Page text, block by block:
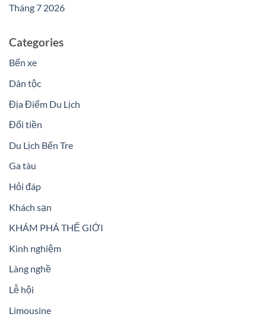
Tháng 7 2026
Categories
Bến xe
Dân tộc
Địa Điểm Du Lịch
Đổi tiền
Du Lịch Bến Tre
Ga tàu
Hỏi đáp
Khách sạn
KHÁM PHÁ THẾ GIỚI
Kinh nghiệm
Làng nghề
Lễ hội
Limousine